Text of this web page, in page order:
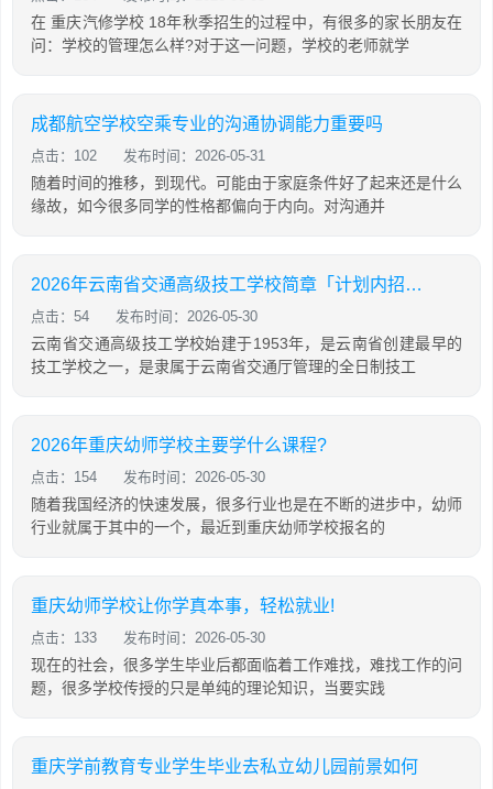
在 重庆汽修学校 18年秋季招生的过程中，有很多的家长朋友在
问：学校的管理怎么样?对于这一问题，学校的老师就学
成都航空学校空乘专业的沟通协调能力重要吗
点击：102 发布时间：2026-05-31
随着时间的推移，到现代。可能由于家庭条件好了起来还是什么
缘故，如今很多同学的性格都偏向于内向。对沟通并
2026年云南省交通高级技工学校简章「计划内招生」
点击：54 发布时间：2026-05-30
云南省交通高级技工学校始建于1953年，是云南省创建最早的
技工学校之一，是隶属于云南省交通厅管理的全日制技工
2026年重庆幼师学校主要学什么课程?
点击：154 发布时间：2026-05-30
随着我国经济的快速发展，很多行业也是在不断的进步中，幼师
行业就属于其中的一个，最近到重庆幼师学校报名的
重庆幼师学校让你学真本事，轻松就业!
点击：133 发布时间：2026-05-30
现在的社会，很多学生毕业后都面临着工作难找，难找工作的问
题，很多学校传授的只是单纯的理论知识，当要实践
重庆学前教育专业学生毕业去私立幼儿园前景如何